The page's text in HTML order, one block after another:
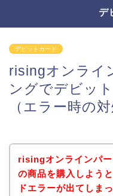
デ
デビットカード
risingオンライ
ングでデビッ
（エラー時の対
risingオンラインパ
の商品を購入しよう
ドエラーが出てしま